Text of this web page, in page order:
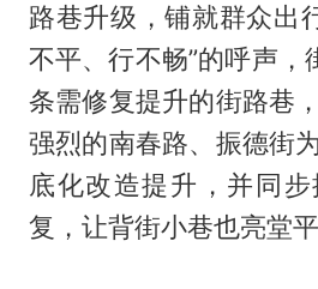
路巷升级，铺就群众出
不平、行不畅”的呼声，
条需修复提升的街路巷
强烈的南春路、振德街
底化改造提升，并同
复，让背街小巷也亮堂平